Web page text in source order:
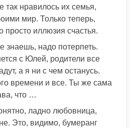
так нравилось их семья,
мир. Только теперь,
просто иллюзия счастья.
надо потерпеть.
с Юлей, родители все
а я ни с чем останусь.
времени и все. Ты же сама
что …
ладно любовница,
Это, видимо, бумеранг